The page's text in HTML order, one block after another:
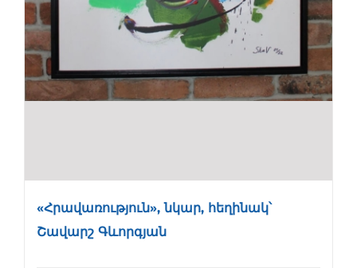
«Հրավառություն», նկար, հեղինակ՝
Շավարշ Գևորգյան